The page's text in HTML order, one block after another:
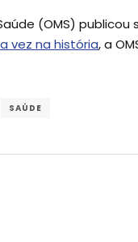
(OMS)
vez na história, a
SAÚDE